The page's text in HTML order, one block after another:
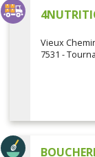
Vieux
7531 -